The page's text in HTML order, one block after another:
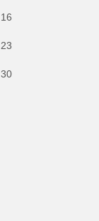
16
23
30